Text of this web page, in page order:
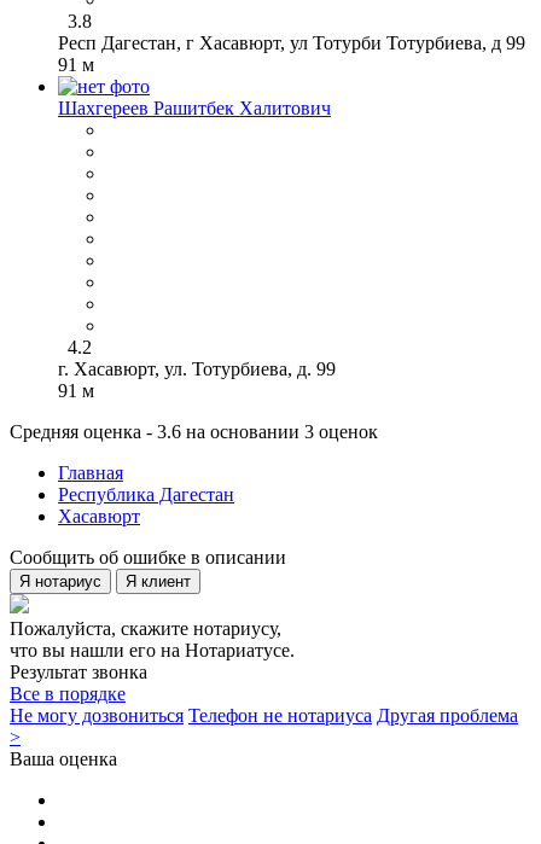
3.8
Респ Дагестан, г Хасавюрт, ул Тотурби Тотурбиева, д 99
91 м
Шахгереев Рашитбек Халитович
4.2
г. Хасавюрт, ул. Тотурбиева, д. 99
91 м
Средняя оценка - 3.6 на основании 3 оценок
Главная
Республика Дагестан
Хасавюрт
Сообщить об ошибке в описании
Я нотариус Я клиент
Пожалуйста, скажите нотариусу,
что вы нашли его на Нотариатусе.
Результат звонка
Все в порядке
Не могу дозвониться Телефон не нотариуса Другая проблема
>
Ваша оценка